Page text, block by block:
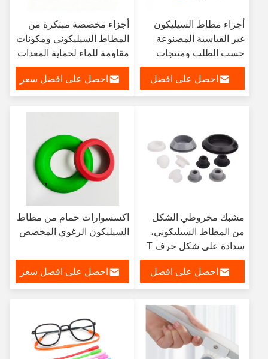
أجزاء مطاط السيليكون
غير القياسية المصنوعة
حسب الطلب ومنتجات
مطاط السيليكون الأخرى
احصل على افضل
أجزاء مخصصة مبتكرة من
المطاط السيليكوني ومكونات
مقاومة للماء لحماية المعدات
احصل على افضل سعر
مشبك مخروطي الشكل
من المطاط السيليكوني،
سدادة على شكل حرف T
مخصصة مانعة للانزلاق
احصل على افضل
اكسسوارات حمام من مطاط
السيليكون الرغوي المخصص
احصل على افضل سعر